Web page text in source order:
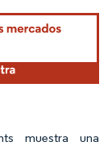
según CC BY 4.0.
muestra una